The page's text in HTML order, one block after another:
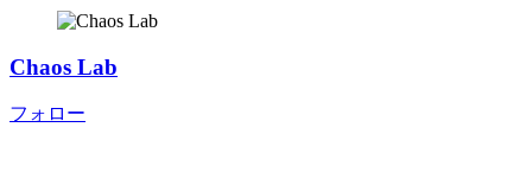
Chaos Lab
フォロー